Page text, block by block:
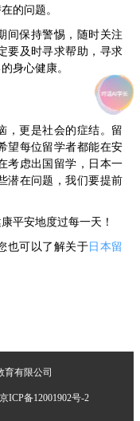
的问题。
间保持警惕，随时关注
要及时寻求帮助，寻求
身心健康。
，更是社会的症结。留
望每位留学者都能在安
考虑出国留学，日本一
潜在问题，我们要提前
平安地度过每一天！
也可以了解关于 日本留
育有限公司
京ICP备12001902号-2